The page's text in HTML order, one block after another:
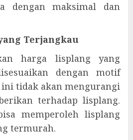
dengan maksimal dan
Terjangkau
harga lisplang yang
dengan motif
ini tidak akan mengurangi
terhadap lisplang.
memperoleh lisplang
termurah.